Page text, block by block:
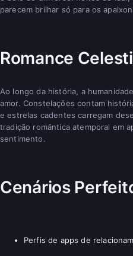
parecem brilhar só para os
Romance
Ao longo da história, a
amor. Constelações contam
e estrelas cadentes carregam
tradição romântica atemporal em
sentimento.
Cenários
Perfis de apps de